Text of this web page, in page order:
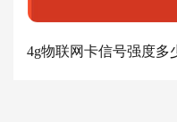
4g物联网卡信号强度多